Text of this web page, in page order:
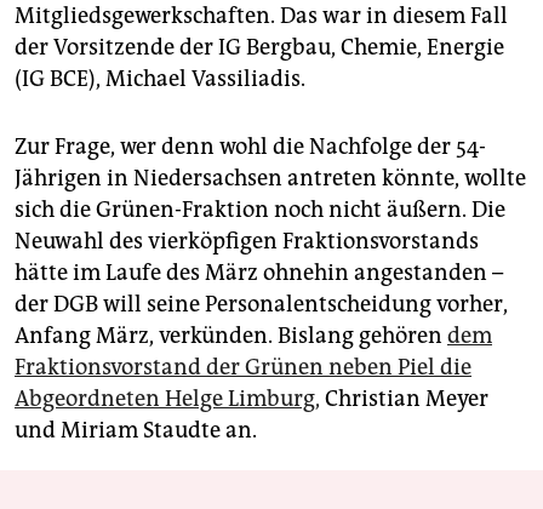
Mitgliedsgewerkschaften. Das war in diesem Fall
der Vorsitzende der IG Bergbau, Chemie, Energie
(IG BCE), Michael Vassiliadis.
Zur Frage, wer denn wohl die Nachfolge der 54-
Jährigen in Niedersachsen antreten könnte, wollte
sich die Grünen-Fraktion noch nicht äußern. Die
Neuwahl des vierköpfigen Fraktionsvorstands
hätte im Laufe des März ohnehin angestanden –
der DGB will seine Personalentscheidung vorher,
Anfang März, verkünden. Bislang gehören dem
Fraktionsvorstand der Grünen neben Piel die
Abgeordneten Helge Limburg, Christian Meyer
und Miriam Staudte an.